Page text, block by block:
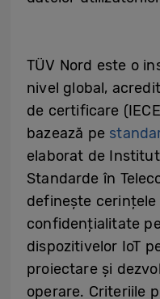
TÜV Nord este o
nivel global,
de certificare
bazează pe
elaborat de
Standarde în
definește
confidențialitate
dispozitivelor IoT
proiectare și
operare. Criteriile